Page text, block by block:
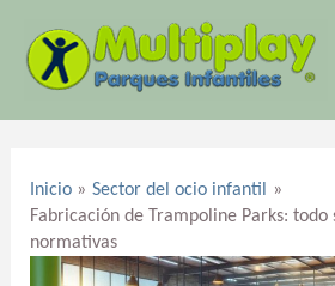
contenido
Inicio
Sector del ocio infantil
Fabricación de Trampoline Parks:
normativas
entradas